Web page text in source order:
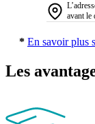
avant le
* En savoir plus
Les